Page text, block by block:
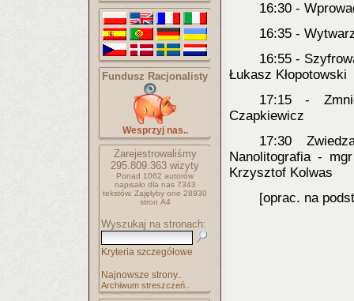
Fundusz Racjonalisty
Wesprzyj nas..
Zarejestrowaliśmy
295.809.363 wizyty
Ponad 1062 autorów
napisało dla nas 7343
tekstów. Zajęłyby one 28930
stron A4
Wyszukaj na stronach:
Kryteria szczegółowe
Najnowsze strony..
Archiwum streszczeń..
16:30 -
16:35 -
16:55 -
Łukasz Kłopotowski
17:15 -
Czapkiewicz
17:30
Nanolitografia -
Krzysztof Kolwas
[oprac. na